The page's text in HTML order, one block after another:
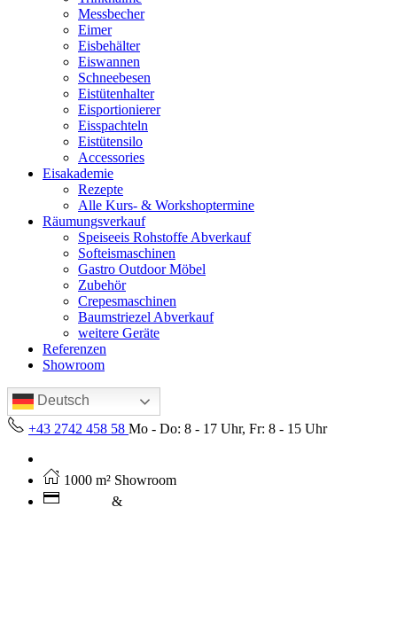
Messbecher
Eimer
Eisbehälter
Eiswannen
Schneebesen
Eistütenhalter
Eisportionierer
Eisspachteln
Eistütensilo
Accessories
Eisakademie
Rezepte
Alle Kurs- & Workshoptermine
Räumungsverkauf
Speiseeis Rohstoffe Abverkauf
Softeismaschinen
Gastro Outdoor Möbel
Zubehör
Crepesmaschinen
Baumstriezel Abverkauf
weitere Geräte
Referenzen
Showroom
Deutsch
+43 2742 458 58 Mo - Do: 8 - 17 Uhr, Fr: 8 - 15 Uhr
1000 m² Showroom
&